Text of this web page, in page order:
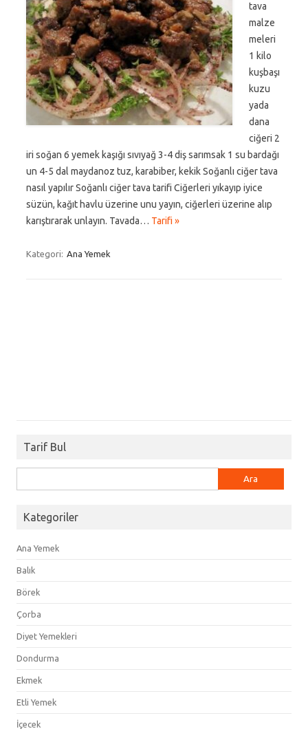
tava
malze
meleri
1 kilo
kuşbaşı
kuzu
yada
dana
ciğeri 2
iri soğan 6 yemek kaşığı sıvıyağ 3-4 diş sarımsak 1 su bardağı
un 4-5 dal maydanoz tuz, karabiber, kekik Soğanlı ciğer tava
nasıl yapılır Soğanlı ciğer tava tarifi Ciğerleri yıkayıp iyice
süzün, kağıt havlu üzerine unu yayın, ciğerleri üzerine alıp
karıştırarak unlayın. Tavada… Tarifi »
Kategori: Ana Yemek
Tarif Bul
Kategoriler
Ana Yemek
Balık
Börek
Çorba
Diyet Yemekleri
Dondurma
Ekmek
Etli Yemek
İçecek